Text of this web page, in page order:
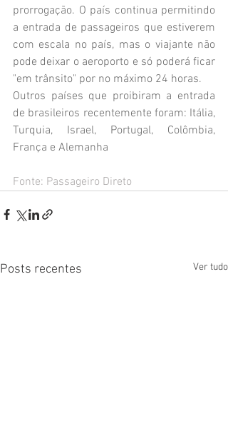
prorrogação. O país continua permitindo
a entrada de passageiros que estiverem
com escala no país, mas o viajante não
pode deixar o aeroporto e só poderá ficar
"em trânsito" por no máximo 24 horas.
Outros países que proibiram a entrada
de brasileiros recentemente foram: Itália,
Turquia, Israel, Portugal, Colômbia,
França e Alemanha
Fonte: Passageiro Direto
Posts recentes Ver tudo